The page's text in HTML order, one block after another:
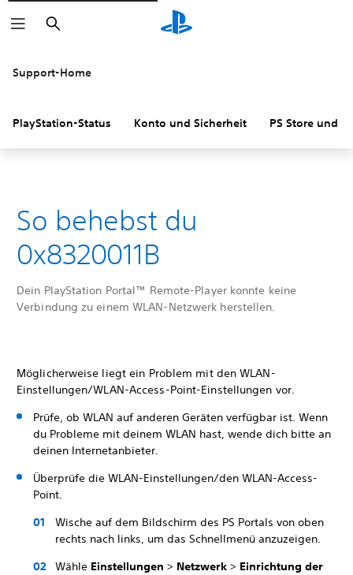
Suchen
Support-Home
PlayStation-Status Konto und Sicherheit PS Store und
So behebst du
0x8320011B
Dein PlayStation Portal™ Remote-Player konnte keine
Verbindung zu einem WLAN-Netzwerk herstellen.
Möglicherweise liegt ein Problem mit den WLAN-
Einstellungen/WLAN-Access-Point-Einstellungen vor.
Prüfe, ob WLAN auf anderen Geräten verfügbar ist. Wenn
du Probleme mit deinem WLAN hast, wende dich bitte an
deinen Internetanbieter.
Überprüfe die WLAN-Einstellungen/den WLAN-Access-
Point.
Wische auf dem Bildschirm des PS Portals von oben
rechts nach links, um das Schnellmenü anzuzeigen.
Wähle Einstellungen > Netzwerk > Einrichtung der